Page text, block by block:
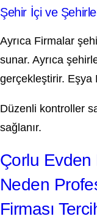
Şehir İçi ve
Ayrıca Firmalar
sunar. Ayrıca
gerçekleştirir. Eşya
Düzenli kontroller
sağlanır.
Çorlu Evden
Neden
Firması